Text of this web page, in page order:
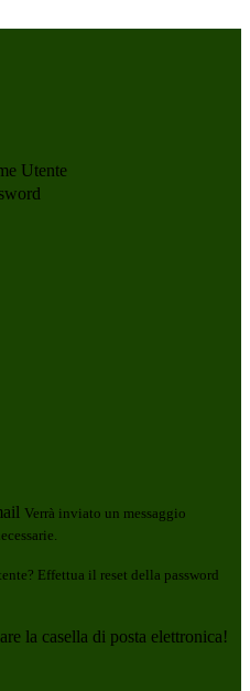
Utente
Verrà inviato un messaggio
Effettua il reset della password
la casella di posta elettronica!